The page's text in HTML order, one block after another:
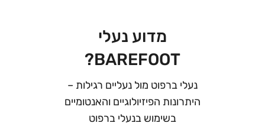
מדוע נעלי
BAREFOOT?
נעלי ברפוט מול נעליים רגילות –
היתרונות הפיזיולוגיים והאנטומיים
בשימוש בנעלי ברפוט